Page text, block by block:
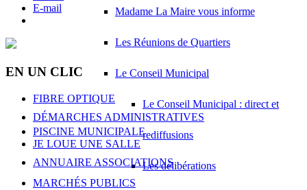
Madame La Maire vous informe
Les Réunions de Quartiers
Le Conseil Municipal
Le Conseil Municipal : direct et
rediffusions
Les délibérations
E-mail
EN UN CLIC
FIBRE OPTIQUE
DÉMARCHES ADMINISTRATIVES
PISCINE MUNICIPALE
JE LOUE UNE SALLE
ANNUAIRE ASSOCIATIONS
MARCHÉS PUBLICS